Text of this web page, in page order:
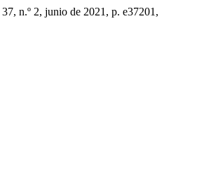
n.º 2, junio de 2021, p. e37201,